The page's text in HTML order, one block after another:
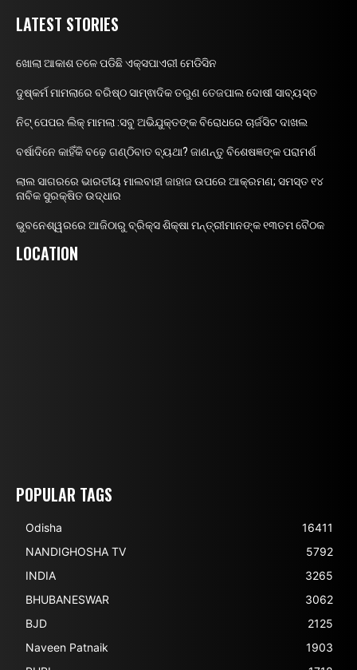
LATEST STORIES
ଖୋଲା ଆକାଶ ତଳେ ପଡିଛି ଏକ୍ସପାଏରୀ ମେଡିସିନ
ଦୁଷ୍କର୍ମ ମାମଲାରେ ବରିଷ୍ଠ ସାମ୍ଵାଦିକ ତରୁଣ ତେଜପାଲ ଦୋଷୀ ସାବ୍ୟସ୍ତ
ନିଟ୍ ପେପର ଲିକ୍ ମାମଲା :ସବୁ ଅଭିଯୁକ୍ତଙ୍କ ବିରୋଧରେ ଚାର୍ଜସିଟ ଦାଖଲ
ବର୍ଷାଦିନେ କାହିଁକି ବଢ଼େ ଗଣ୍ଠିବାତ ବ୍ୟଥା? ଜାଣନ୍ତୁ ବିଶେଷଜ୍ଞଙ୍କ ପରାମର୍ଶ
ଲାଲ ସାଗରରେ ଭାରତୀୟ ମାଲବାହୀ ଜାହାଜ ଉପରେ ଆକ୍ରମଣ; ସମସ୍ତ ୧୪
ନାବିକ ସୁରକ୍ଷିତ ଉଦ୍ଧାର
ଭୁବନେଶ୍ୱରରେ ଆଜିଠାରୁ ବ୍ରିକ୍ସ ଶିକ୍ଷା ମନ୍ତ୍ରୀମାନଙ୍କ ୧୩ତମ ବୈଠକ
LOCATION
POPULAR TAGS
Odisha
16411
NANDIGHOSHA TV
5792
INDIA
3265
BHUBANESWAR
3062
BJD
2125
Naveen Patnaik
1903